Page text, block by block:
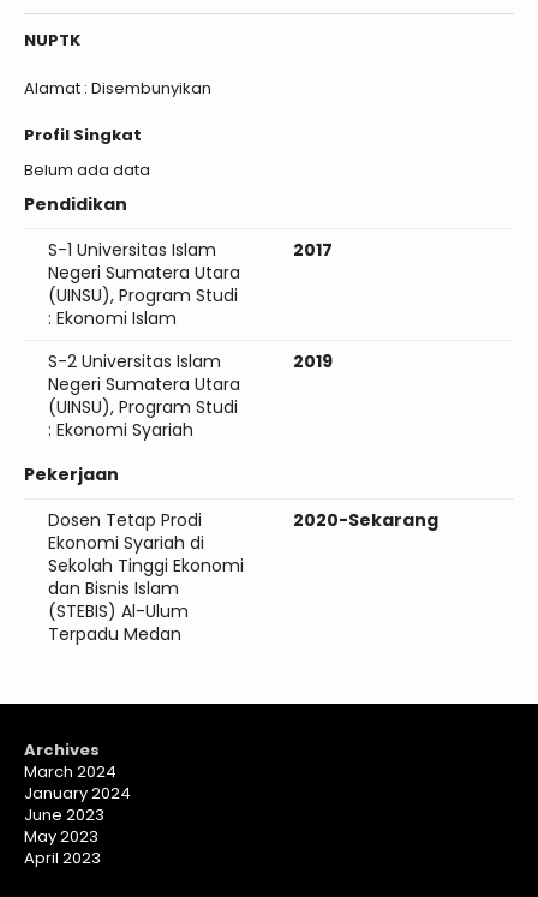
NUPTK
Alamat : Disembunyikan
Profil Singkat
Belum ada data
Pendidikan
S-1 Universitas Islam
Negeri Sumatera Utara
(UINSU), Program Studi
: Ekonomi Islam
2017
S-2 Universitas Islam
Negeri Sumatera Utara
(UINSU), Program Studi
: Ekonomi Syariah
2019
Pekerjaan
Dosen Tetap Prodi
Ekonomi Syariah di
Sekolah Tinggi Ekonomi
dan Bisnis Islam
(STEBIS) Al-Ulum
Terpadu Medan
2020-Sekarang
Archives
March 2024
January 2024
June 2023
May 2023
April 2023